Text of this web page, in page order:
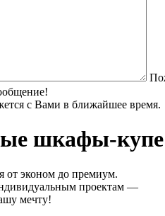
с Вами в ближайшее время.
шкафы-купе
от эконом до премиум.
проектам —
мечту!